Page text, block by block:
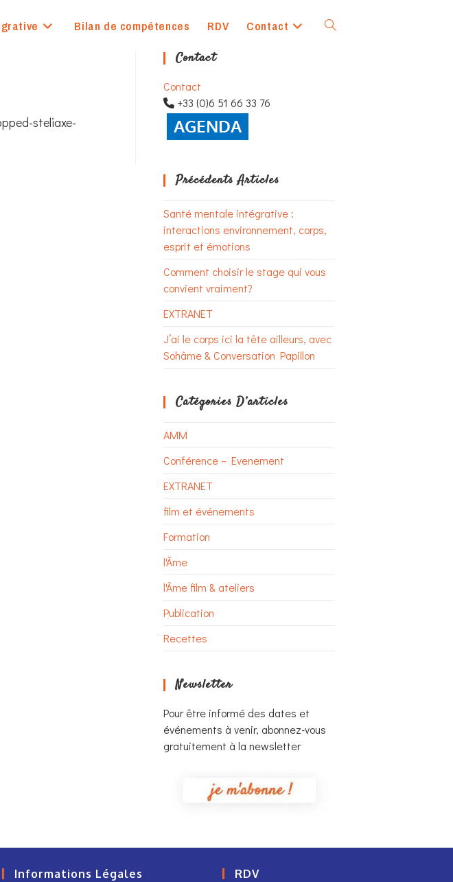
Bilan de compétences RDV Contact Toggle
steliaxe-
Contact
Contact
+33 (0)6 51 66 33 76
Précédents Articles
Santé mentale intégrative :
interactions environnement, corps,
esprit et émotions
Comment choisir le stage qui vous
convient vraiment?
EXTRANET
J’ai le corps ici la tête ailleurs, avec
Sohâme & Conversation Papillon
Catégories D’articles
AMM
Conférence – Evenement
EXTRANET
film et événements
Formation
l'Âme
l'Âme film & ateliers
Publication
Recettes
Newsletter
Pour être informé des dates et
événements à venir, abonnez-vous
gratuitement à la newsletter
Informations Légales RDV